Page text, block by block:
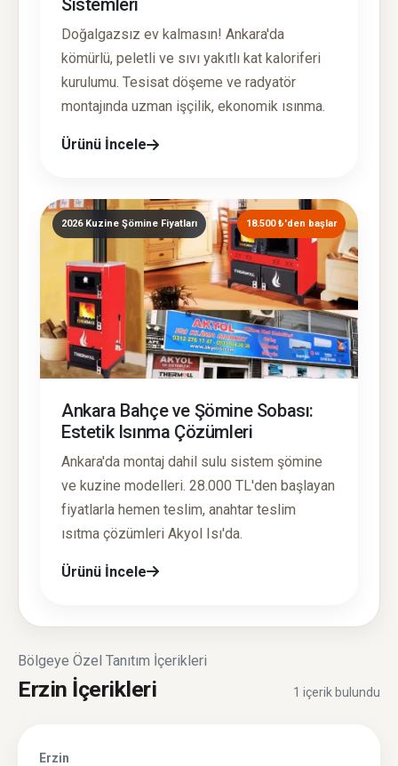
Sistemleri
Doğalgazsız ev kalmasın! Ankara'da
kömürlü, peletli ve sıvı yakıtlı kat kaloriferi
kurulumu. Tesisat döşeme ve radyatör
montajında uzman işçilik, ekonomik ısınma.
Ürünü İncele
2026 Kuzine Şömine Fiyatları 18.500 ₺'den başlar
Ankara Bahçe ve Şömine Sobası:
Estetik Isınma Çözümleri
Ankara'da montaj dahil sulu sistem şömine
ve kuzine modelleri. 28.000 TL'den başlayan
fiyatlarla hemen teslim, anahtar teslim
ısıtma çözümleri Akyol Isı'da.
Ürünü İncele
Bölgeye Özel Tanıtım İçerikleri
Erzin İçerikleri 1 içerik bulundu
Erzin